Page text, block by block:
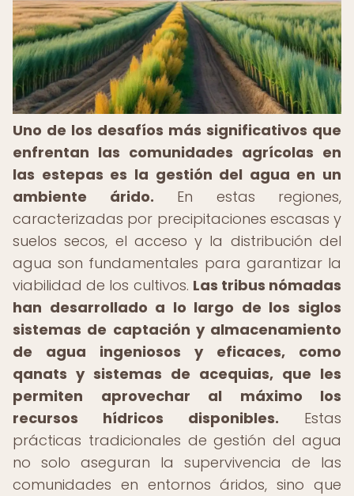
Uno de los desafíos más significativos que
enfrentan las comunidades agrícolas en
las estepas es la gestión del agua en un
ambiente árido. En estas regiones,
caracterizadas por precipitaciones escasas y
suelos secos, el acceso y la distribución del
agua son fundamentales para garantizar la
viabilidad de los cultivos. Las tribus nómadas
han desarrollado a lo largo de los siglos
sistemas de captación y almacenamiento
de agua ingeniosos y eficaces, como
qanats y sistemas de acequias, que les
permiten aprovechar al máximo los
recursos hídricos disponibles. Estas
prácticas tradicionales de gestión del agua
no solo aseguran la supervivencia de las
comunidades en entornos áridos, sino que